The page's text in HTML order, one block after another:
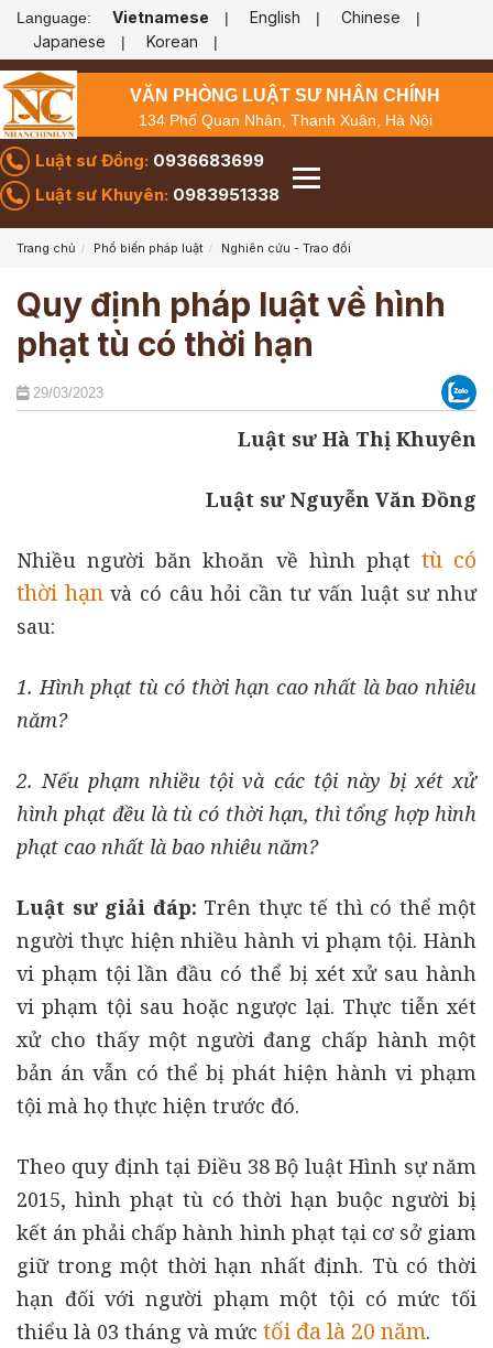
Language: Vietnamese | English | Chinese |
Japanese | Korean |
VĂN PHÒNG LUẬT SƯ NHÂN CHÍNH
134 Phố Quan Nhân, Thanh Xuân, Hà Nội
Luật sư Đồng: 0936683699
Luật sư Khuyên: 0983951338
Trang chủ Phổ biến pháp luật Nghiên cứu - Trao đổi
Quy định pháp luật về hình
phạt tù có thời hạn
29/03/2023
Luật sư Hà Thị Khuyên
Luật sư Nguyễn Văn Đồng
Nhiều người băn khoăn về hình phạt tù có
thời hạnvà có câu hỏi cần tư vấn luật sư như
sau:
1. Hình phạt tù có thời hạn cao nhất là bao nhiêu
năm?
2. Nếu phạm nhiều tội và các tội này bị xét xử
hình phạt đều là tù có thời hạn, thì tổng hợp hình
phạt cao nhất là bao nhiêu năm?
Luật sư giải đáp: Trên thực tế thì có thể một
người thực hiện nhiều hành vi phạm tội. Hành
vi phạm tội lần đầu có thể bị xét xử sau hành
vi phạm tội sau hoặc ngược lại. Thực tiễn xét
xử cho thấy một người đang chấp hành một
bản án vẫn có thể bị phát hiện hành vi phạm
tội mà họ thực hiện trước đó.
Theo quy định tại Điều 38 Bộ luật Hình sự năm
2015, hình phạt tù có thời hạn buộc người bị
kết án phải chấp hành hình phạt tại cơ sở giam
giữ trong một thời hạn nhất định. Tù có thời
hạn đối với người phạm một tội có mức tối
thiểu là 03 tháng và mức tối đa là 20 năm.